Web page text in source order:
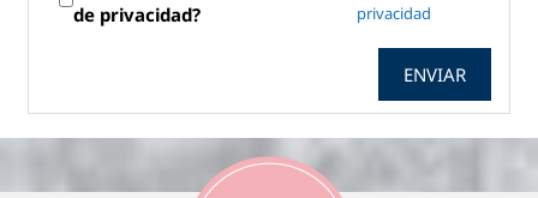
de privacidad?
privacidad
ENVIAR